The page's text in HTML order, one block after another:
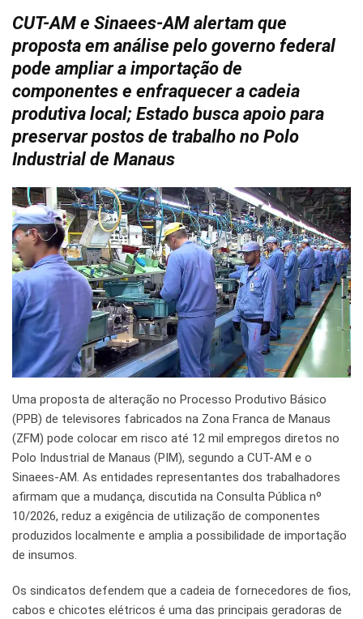
CUT-AM e Sinaees-AM alertam que
proposta em análise pelo governo federal
pode ampliar a importação de
componentes e enfraquecer a cadeia
produtiva local; Estado busca apoio para
preservar postos de trabalho no Polo
Industrial de Manaus
Uma proposta de alteração no Processo Produtivo Básico
(PPB) de televisores fabricados na Zona Franca de Manaus
(ZFM) pode colocar em risco até 12 mil empregos diretos no
Polo Industrial de Manaus (PIM), segundo a CUT-AM e o
Sinaees-AM. As entidades representantes dos trabalhadores
afirmam que a mudança, discutida na Consulta Pública nº
10/2026, reduz a exigência de utilização de componentes
produzidos localmente e amplia a possibilidade de importação
de insumos.
Os sindicatos defendem que a cadeia de fornecedores de fios,
cabos e chicotes elétricos é uma das principais geradoras de